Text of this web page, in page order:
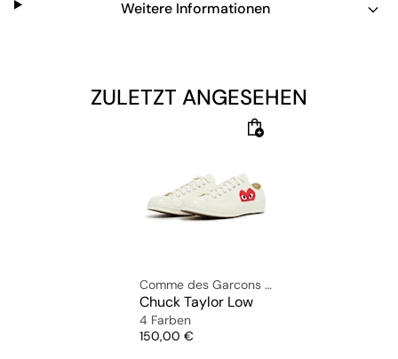
CDG Play ergänzt. Die gepolsterte OrthoLite®-
Sohle: 100% Gummi
Weitere Informationen
ZULETZT ANGESEHEN
Comme des Garcons Play
Chuck Taylor Low
4 Farben
Preis
150,00 €